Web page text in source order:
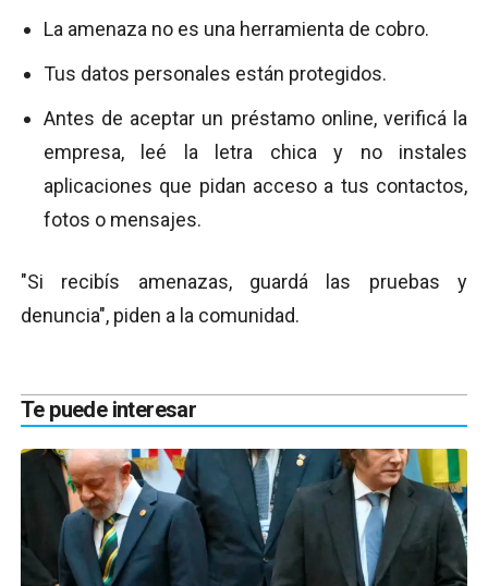
La amenaza no es una herramienta de cobro.
Tus datos personales están protegidos.
Antes de aceptar un préstamo online, verificá la
empresa, leé la letra chica y no instales
aplicaciones que pidan acceso a tus contactos,
fotos o mensajes.
"Si recibís amenazas, guardá las pruebas y
denuncia", piden a la comunidad.
Te puede interesar